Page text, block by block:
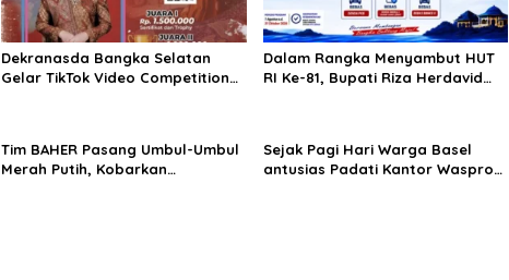
Dekranasda Bangka Selatan
Gelar TikTok Video Competition
Dalam Rangka Menyambut HUT
RI Ke-81, Bupati Riza Herdavid
Tim BAHER Pasang Umbul-Umbul
Merah Putih, Kobarkan
Sejak Pagi Hari Warga Basel
antusias Padati Kantor Wasprod,